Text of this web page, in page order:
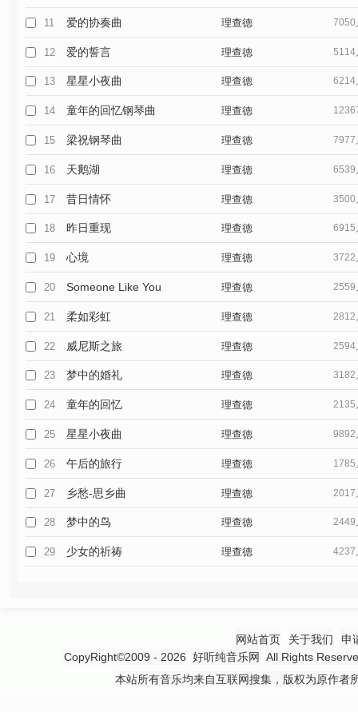
11 爱的协奏曲 理查德 7050
12 爱的誓言 理查德 5114
13 星星小夜曲 理查德 6214
14 童年的回忆钢琴曲 理查德
15 梁祝钢琴曲 理查德 7977
16 天鹅湖 理查德 6539
17 昔日情怀 理查德 3500
18 昨日重现 理查德 6915
19 心境 理查德 3722
20 Someone Like You 理查德 2559
21 柔如彩虹 理查德 2812
22 威尼斯之旅 理查德 2594
23 梦中的婚礼 理查德 3182
24 童年的回忆 理查德 2135
25 星星小夜曲 理查德 9892
26 午后的旅行 理查德 1785
27 乡愁-思乡曲 理查德 2017
28 梦中的鸟 理查德 2449
29 少女的祈祷 理查德 4237
网站首页 关于我们
申
CopyRight©2009 - 2026 好听纯音乐网
All Rights
本站所有音乐均来自互联网搜集，版权为原作者